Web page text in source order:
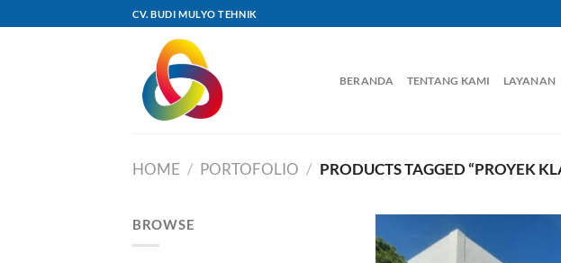
to
CV. BUDI MULYO TEHNIK
BERANDA TENTANG KAMI LAYANAN
HOME / PORTOFOLIO / PRODUCTS TAGGED “PROYEK
BROWSE